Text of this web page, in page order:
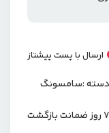
ارسال با پست پیشتاز
دسته :سامسونگ
7 روز ضمانت بازگشت